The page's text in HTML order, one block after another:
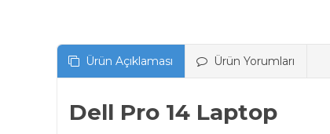
Ürün Açıklaması Ürün Yorumları
Dell Pro 14 Laptop